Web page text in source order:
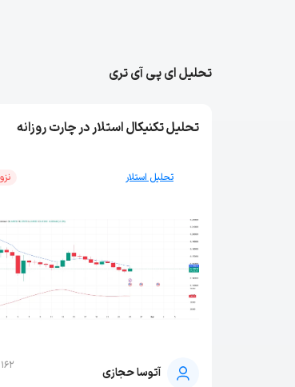
تحلیل‌ ای پی آی تری
تحلیل تکنیکال استلار در چارت روزانه
تحلیل استلار
آتوسا حجازی 162 روز پیش